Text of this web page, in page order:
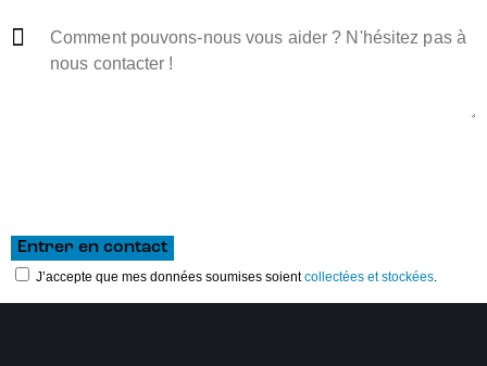
J’accepte que mes données soumises soientcollectées et stockées.